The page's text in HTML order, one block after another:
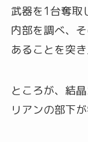
武器を1台奪取
内部を調べ、
あることを突き
ところが、結
リアンの部下が